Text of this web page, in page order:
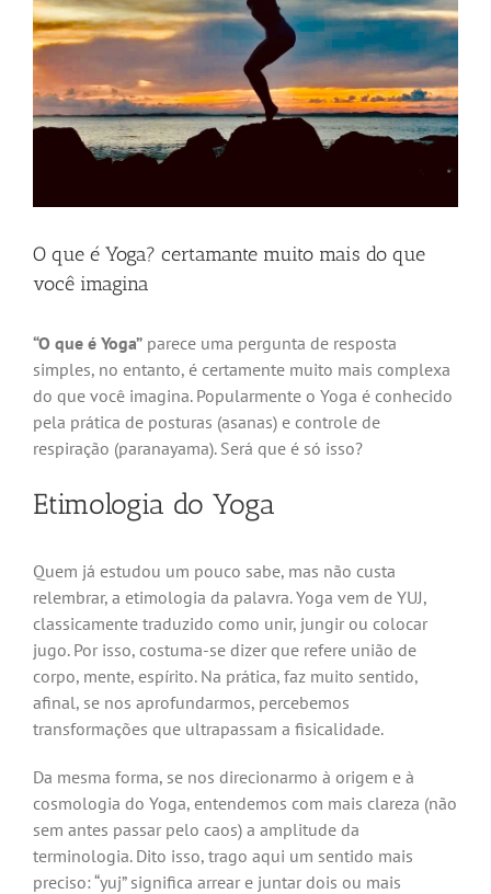
O que é Yoga? certamante muito mais do que
você imagina
“O que é Yoga” parece uma pergunta de resposta
simples, no entanto, é certamente muito mais complexa
do que você imagina. Popularmente o Yoga é conhecido
pela prática de posturas (asanas) e controle de
respiração (paranayama). Será que é só isso?
Etimologia do Yoga
Quem já estudou um pouco sabe, mas não custa
relembrar, a etimologia da palavra. Yoga vem de YUJ,
classicamente traduzido como unir, jungir ou colocar
jugo. Por isso, costuma-se dizer que refere união de
corpo, mente, espírito. Na prática, faz muito sentido,
afinal, se nos aprofundarmos, percebemos
transformações que ultrapassam a fisicalidade.
Da mesma forma, se nos direcionarmo à origem e à
cosmologia do Yoga, entendemos com mais clareza (não
sem antes passar pelo caos) a amplitude da
terminologia. Dito isso, trago aqui um sentido mais
preciso: “yuj” significa arrear e juntar dois ou mais